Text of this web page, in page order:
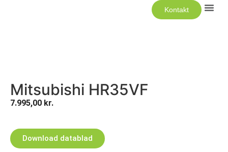
Kontakt
Mitsubishi HR35VF
7.995,00 kr.
Download datablad